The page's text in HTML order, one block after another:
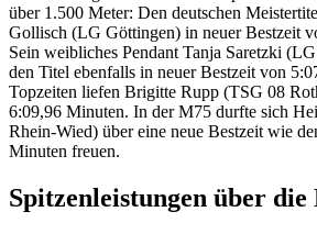
über 1.500 Meter: Den deutschen
Gollisch (LG Göttingen) in neuer Bestzeit
Sein weibliches Pendant Tanja Saretzki
den Titel ebenfalls in neuer Bestzeit von
Topzeiten liefen Brigitte Rupp (TSG 08
6:09,96 Minuten. In der M75 durfte sich
Rhein-Wied) über eine neue Bestzeit wie
Minuten freuen.
Spitzenleistungen über die